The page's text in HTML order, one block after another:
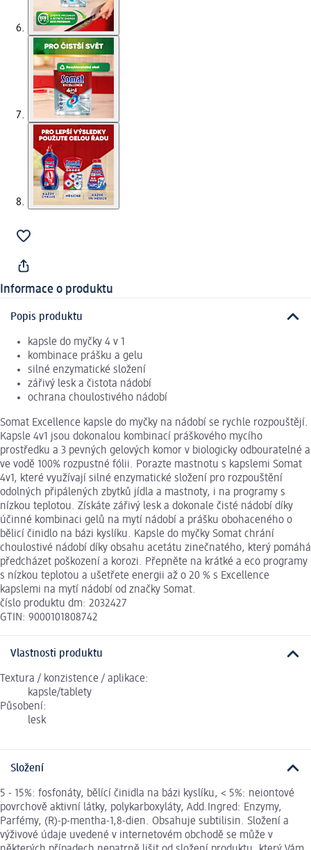
Informace o produktu
Popis produktu
kapsle do myčky 4 v 1
kombinace prášku a gelu
silné enzymatické složení
zářivý lesk a čistota nádobí
ochrana choulostivého nádobí
Somat Excellence kapsle do myčky na nádobí se rychle rozpouštějí.
Kapsle 4v1 jsou dokonalou kombinací práškového mycího
prostředku a 3 pevných gelových komor v biologicky odbouratelné a
ve vodě 100% rozpustné fólii. Porazte mastnotu s kapslemi Somat
4v1, které využívají silné enzymatické složení pro rozpouštění
odolných připálených zbytků jídla a mastnoty, i na programy s
nízkou teplotou. Získáte zářivý lesk a dokonale čisté nádobí díky
účinné kombinaci gelů na mytí nádobí a prášku obohaceného o
bělicí činidlo na bázi kyslíku. Kapsle do myčky Somat chrání
choulostivé nádobí díky obsahu acetátu zinečnatého, který pomáhá
předcházet poškození a korozi. Přepněte na krátké a eco programy
s nízkou teplotou a ušetřete energii až o 20 % s Excellence
kapslemi na mytí nádobí od značky Somat.
číslo produktu dm: 2032427
GTIN: 9000101808742
Vlastnosti produktu
Textura / konzistence / aplikace:
kapsle/tablety
Působení:
lesk
Složení
5 - 15%: fosfonáty, bělící činidla na bázi kyslíku, < 5%: neiontové
povrchově aktivní látky, polykarboxyláty, Add.Ingred: Enzymy,
Parfémy, (R)-p-mentha-1,8-dien. Obsahuje subtilisin. Složení a
výživové údaje uvedené v internetovém obchodě se může v